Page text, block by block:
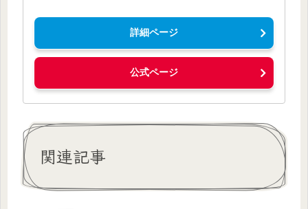
詳細ページ
公式ページ
関連記事